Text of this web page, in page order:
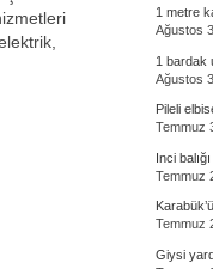
1 metre
Ağustos
1 bardak
Ağustos
Pileli
Temmuz
Inci
Temmuz
Temmuz
Giysi